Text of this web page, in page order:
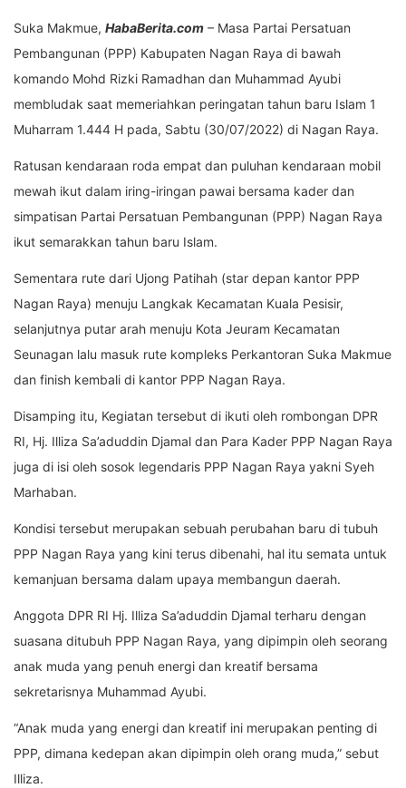
Suka Makmue, HabaBerita.com – Masa Partai Persatuan
Pembangunan (PPP) Kabupaten Nagan Raya di bawah
komando Mohd Rizki Ramadhan dan Muhammad Ayubi
membludak saat memeriahkan peringatan tahun baru Islam 1
Muharram 1.444 H pada, Sabtu (30/07/2022) di Nagan Raya.
Ratusan kendaraan roda empat dan puluhan kendaraan mobil
mewah ikut dalam iring-iringan pawai bersama kader dan
simpatisan Partai Persatuan Pembangunan (PPP) Nagan Raya
ikut semarakkan tahun baru Islam.
Sementara rute dari Ujong Patihah (star depan kantor PPP
Nagan Raya) menuju Langkak Kecamatan Kuala Pesisir,
selanjutnya putar arah menuju Kota Jeuram Kecamatan
Seunagan lalu masuk rute kompleks Perkantoran Suka Makmue
dan finish kembali di kantor PPP Nagan Raya.
Disamping itu, Kegiatan tersebut di ikuti oleh rombongan DPR
RI, Hj. Illiza Sa’aduddin Djamal dan Para Kader PPP Nagan Raya
juga di isi oleh sosok legendaris PPP Nagan Raya yakni Syeh
Marhaban.
Kondisi tersebut merupakan sebuah perubahan baru di tubuh
PPP Nagan Raya yang kini terus dibenahi, hal itu semata untuk
kemanjuan bersama dalam upaya membangun daerah.
Anggota DPR RI Hj. Illiza Sa’aduddin Djamal terharu dengan
suasana ditubuh PPP Nagan Raya, yang dipimpin oleh seorang
anak muda yang penuh energi dan kreatif bersama
sekretarisnya Muhammad Ayubi.
“Anak muda yang energi dan kreatif ini merupakan penting di
PPP, dimana kedepan akan dipimpin oleh orang muda,” sebut
Illiza.